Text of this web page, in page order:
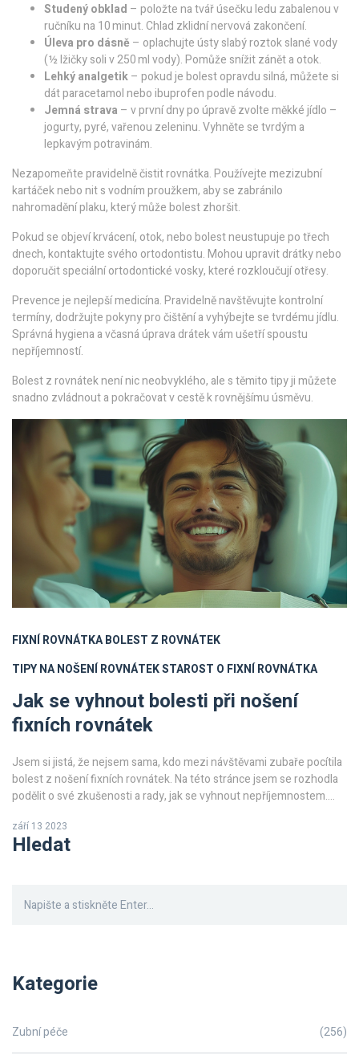
Studený obklad – položte na tvář úsečku ledu zabalenou v
ručníku na 10 minut. Chlad zklidní nervová zakončení.
Úleva pro dásně – oplachujte ústy slabý roztok slané vody
(½ lžičky soli v 250 ml vody). Pomůže snížit zánět a otok.
Lehký analgetik– pokud je bolest opravdu silná, můžete si
dát paracetamol nebo ibuprofen podle návodu.
Jemná strava – v první dny po úpravě zvolte měkké jídlo –
jogurty, pyré, vařenou zeleninu. Vyhněte se tvrdým a
lepkavým potravinám.
Nezapomeňte pravidelně čistit rovnátka. Používejte mezizubní
kartáček nebo nit s vodním proužkem, aby se zabránilo
nahromadění plaku, který může bolest zhoršit.
Pokud se objeví krvácení, otok, nebo bolest neustupuje po třech
dnech, kontaktujte svého ortodontistu. Mohou upravit drátky nebo
doporučit speciální ortodontické vosky, které rozkloučují otřesy.
Prevence je nejlepší medicína. Pravidelně navštěvujte kontrolní
termíny, dodržujte pokyny pro čištění a vyhýbejte se tvrdému jídlu.
Správná hygiena a včasná úprava drátek vám ušetří spoustu
nepříjemností.
Bolest z rovnátek není nic neobvyklého, ale s těmito tipy ji můžete
snadno zvládnout a pokračovat v cestě k rovnějšímu úsměvu.
FIXNÍ ROVNÁTKABOLEST Z ROVNÁTEK
TIPY NA NOŠENÍ ROVNÁTEKSTAROST O FIXNÍ ROVNÁTKA
Jak se vyhnout bolesti při nošení
fixních rovnátek
Jsem si jistá, že nejsem sama, kdo mezi návštěvami zubaře pocítila
bolest z nošení fixních rovnátek. Na této stránce jsem se rozhodla
podělit o své zkušenosti a rady, jak se vyhnout nepříjemnostem.
jak ji zmírnit. Přečtěte si naše rady na to, jak se s tímto problémem
vyrovnat a jak správně pečovat o své fixní rovnátka.
září 13 2023
Hledat
Kategorie
Zubní péče (256)